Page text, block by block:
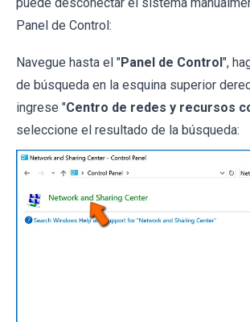
Panel de Control:
Navegue hasta el "Panel de Control",
de búsqueda en la esquina superior
ingrese "Centro de redes y recursos
seleccione el resultado de la búsqueda: